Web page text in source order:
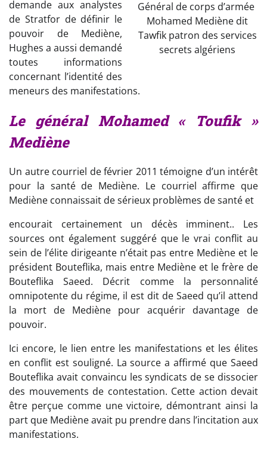
Général de corps d’armée
Mohamed Mediène dit
Tawfik patron des services
secrets algériens
demande aux analystes
de Stratfor de définir le
pouvoir de Mediène,
Hughes a aussi demandé
toutes informations
concernant l’identité des
meneurs des manifestations.
Le général Mohamed « Toufik »
Mediène
Un autre courriel de février 2011 témoigne d’un intérêt
pour la santé de Mediène. Le courriel affirme que
Mediène connaissait de sérieux problèmes de santé et
encourait certainement un décès imminent.. Les
sources ont également suggéré que le vrai conflit au
sein de l’élite dirigeante n’était pas entre Mediène et le
président Bouteflika, mais entre Mediène et le frère de
Bouteflika Saeed. Décrit comme la personnalité
omnipotente du régime, il est dit de Saeed qu’il attend
la mort de Mediène pour acquérir davantage de
pouvoir.
Ici encore, le lien entre les manifestations et les élites
en conflit est souligné. La source a affirmé que Saeed
Bouteflika avait convaincu les syndicats de se dissocier
des mouvements de contestation. Cette action devait
être perçue comme une victoire, démontrant ainsi la
part que Mediène avait pu prendre dans l’incitation aux
manifestations.